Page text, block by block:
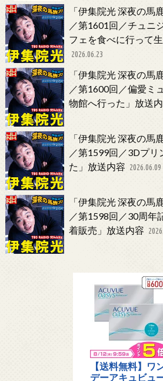
「伊集院光 深夜の馬
／第1601回／チュニ
フェを食べに行って
2026.06.23
「伊集院光 深夜の馬
／第1600回／偏愛ミ
物館へ行った」放送
「伊集院光 深夜の馬
／第1599回／3Dプ
た」放送内容 2026.06.09
「伊集院光 深夜の馬
／第1598回／30周年
着販売」放送内容